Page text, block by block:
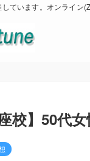
ています。オンライン
座校】50代